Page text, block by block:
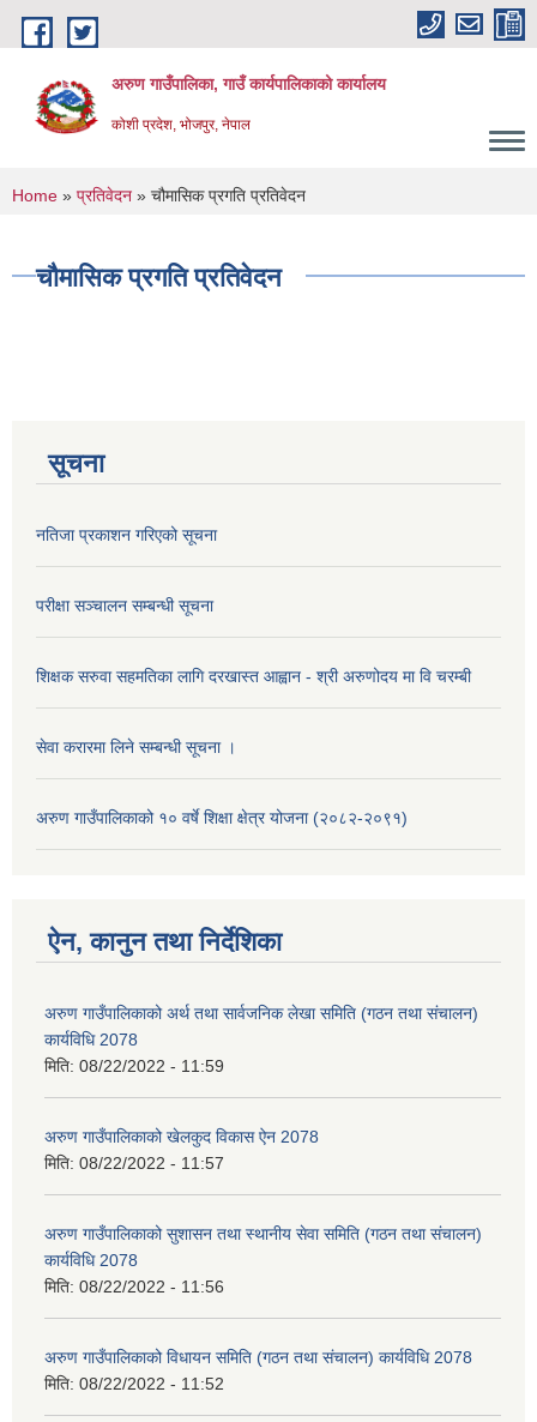
Skip to main content
अरुण गाउँपालिका, गाउँ कार्यपालिकाको कार्यालय
कोशी प्रदेश, भोजपुर, नेपाल
You are here
Home » प्रतिवेदन » चौमासिक प्रगति प्रतिवेदन
चौमासिक प्रगति प्रतिवेदन
सूचना
नतिजा प्रकाशन गरिएको सूचना
परीक्षा सञ्चालन सम्बन्धी सूचना
शिक्षक सरुवा सहमतिका लागि दरखास्त आह्वान - श्री अरुणोदय मा वि चरम्बी
सेवा करारमा लिने सम्बन्धी सूचना ।
अरुण गाउँपालिकाको १० वर्षे शिक्षा क्षेत्र योजना (२०८२-२०९१)
ऐन, कानुन तथा निर्देशिका
अरुण गाउँपालिकाको अर्थ तथा सार्वजनिक लेखा समिति (गठन तथा संचालन)
कार्यविधि 2078
मिति: 08/22/2022 - 11:59
अरुण गाउँपालिकाको खेलकुद विकास ऐन 2078
मिति: 08/22/2022 - 11:57
अरुण गाउँपालिकाको सुशासन तथा स्थानीय सेवा समिति (गठन तथा संचालन)
कार्यविधि 2078
मिति: 08/22/2022 - 11:56
अरुण गाउँपालिकाको विधायन समिति (गठन तथा संचालन) कार्यविधि 2078
मिति: 08/22/2022 - 11:52